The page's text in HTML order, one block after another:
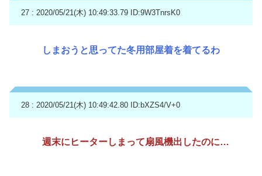
27 : 2020/05/21(木) 10:49:33.79 ID:9W3TnrsK0
しまおうと思ってた冬用部屋着を着てるわ
28 : 2020/05/21(木) 10:49:42.80 ID:bXZS4/V+0
週末にヒーターしまって扇風機出したのに…